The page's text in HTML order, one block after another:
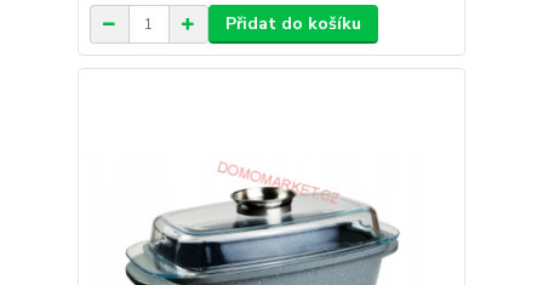
Přidat do košíku